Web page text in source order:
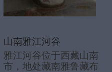
山南雅江河谷
雅江河谷位于西藏山南
市，地处藏南雅鲁藏布